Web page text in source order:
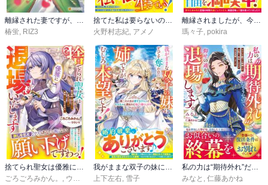
離縁された妻ですが、旦那様は本当の力を知らなかったようですね？
椿蛍, RIZ3
捨てた私は要らないのでしょう？ 新しい家族と第二の人生を送っているので、今はとっても幸せです【電子限定SS付き】
火野村志紀, アメノ
離縁されましたが、今が一番幸せなので貴方の元には戻りません！～本好き才女は我慢をやめて第二の人生を謳歌する～【電子限定SS付き】
瑪々子, pokira
ごろごろみかん。
ウラシマ
上下左右 雪子
みなと
仁藤あかね